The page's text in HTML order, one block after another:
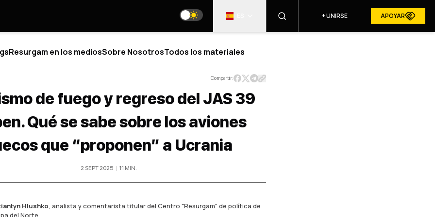
+UNIRSE APOYAR
BLOGS
SOMOS
EN AUTOR
ESTAMOS EN LAS REDES SOCIALES
Resurgam en los mediosSobre NosotrosTodos los materiales
Compartir:
de fuego y regreso del JAS 39
Qué se sabe sobre los aviones
que “proponen” a Ucrania
2 SEPT 2025 | 11 MIN.
Hlushko, analista y comentarista titular del Centro "Resurgam" de política de
del Norte